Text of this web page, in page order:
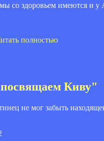
со здоровьем имеются и
полностью
Киву"
не мог забыть